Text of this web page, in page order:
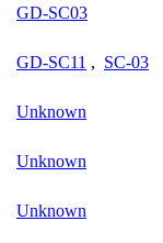
GD-SC03
GD-SC11 , SC-03
Unknown
Unknown
Unknown